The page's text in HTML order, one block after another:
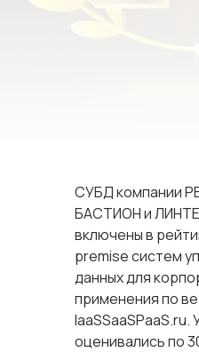
СУБД компании
БАСТИОН и
включены в
premise систем
данных для
применения по
IaaSSaaSPaaS.ru.
оценивались по